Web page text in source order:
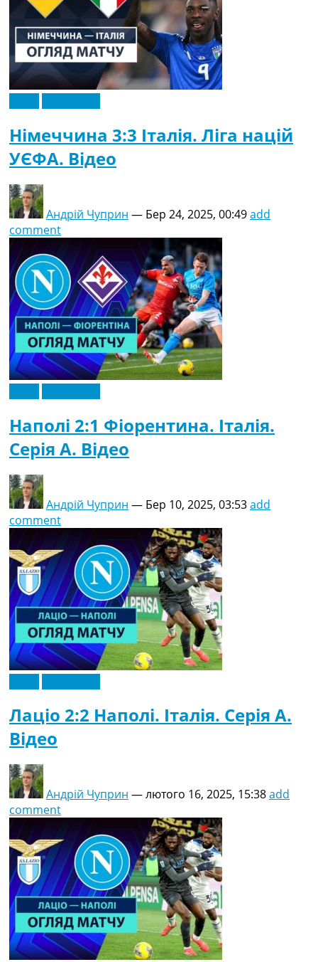
Німеччина 3:3 Італія. Ліга націй
УЄФА. Відео
Андрій Чуприн — Бер 24, 2025, 00:49add
comment
Наполі 2:1 Фіорентина. Італія.
Серія A. Відео
Андрій Чуприн — Бер 10, 2025, 03:53add
comment
Лаціо 2:2 Наполі. Італія. Серія A.
Відео
Андрій Чуприн —лютого 16, 2025, 15:38add
comment